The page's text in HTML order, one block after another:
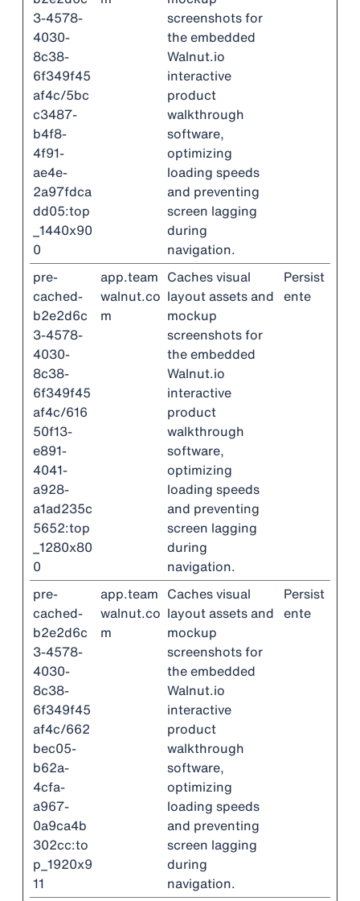
3-4578-
4030-
8c38-
6f349f45
af4c/5bc
c3487-
b4f8-
4f91-
ae4e-
2a97fdca
dd05:top
_1440x90
0
screenshots for
the embedded
Walnut.io
interactive
product
walkthrough
software,
optimizing
loading speeds
and preventing
screen lagging
during
navigation.
pre-
cached-
b2e2d6c
3-4578-
4030-
8c38-
6f349f45
af4c/616
50f13-
e891-
4041-
a928-
a1ad235c
5652:top
_1280x80
0
app.team
walnut.co
m
Caches visual
layout assets and
mockup
screenshots for
the embedded
Walnut.io
interactive
product
walkthrough
software,
optimizing
loading speeds
and preventing
screen lagging
during
navigation.
Persist
ente
pre-
cached-
b2e2d6c
3-4578-
4030-
8c38-
6f349f45
af4c/662
bec05-
b62a-
4cfa-
a967-
0a9ca4b
302cc:to
p_1920x9
11
app.team
walnut.co
m
Caches visual
layout assets and
mockup
screenshots for
the embedded
Walnut.io
interactive
product
walkthrough
software,
optimizing
loading speeds
and preventing
screen lagging
during
navigation.
Persist
ente